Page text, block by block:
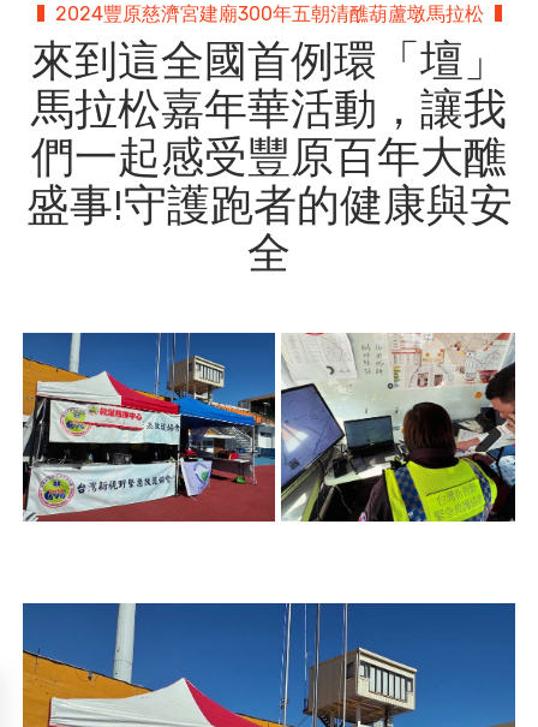
2024豐原慈濟宮建廟300年五朝清醮葫蘆墩馬拉松
來到這全國首例環「壇」
馬拉松嘉年華活動，讓我
們一起感受豐原百年大醮
盛事!守護跑者的健康與安
全
Next